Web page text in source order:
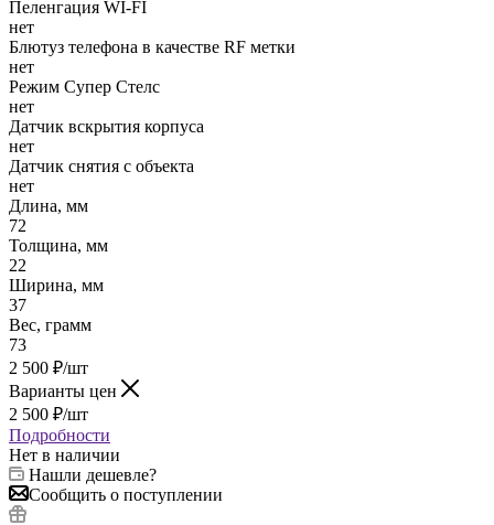
Пеленгация WI-FI
нет
Блютуз телефона в качестве RF метки
нет
Режим Супер Стелс
нет
Датчик вскрытия корпуса
нет
Датчик снятия с объекта
нет
Длина, мм
72
Толщина, мм
22
Ширина, мм
37
Вес, грамм
73
2 500 ₽/шт
Варианты цен
2 500 ₽/шт
Подробности
Нет в наличии
Нашли дешевле?
Сообщить о поступлении